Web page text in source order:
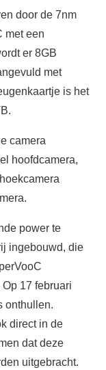
door de 7nm
met een
er 8GB
met
is het
camera
hoofdcamera,
power te
ingebouwd, die
17 februari
onthullen.
direct in de
dat deze
uitgebracht.